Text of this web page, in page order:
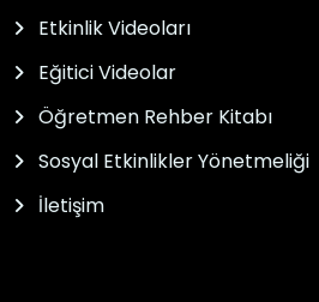
Etkinlik Videoları
Eğitici Videolar
Öğretmen Rehber Kitabı
Sosyal Etkinlikler Yönetmeliği
İletişim